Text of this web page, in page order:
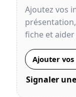
Ajoutez vos
fiche et
Ajouter
Signaler